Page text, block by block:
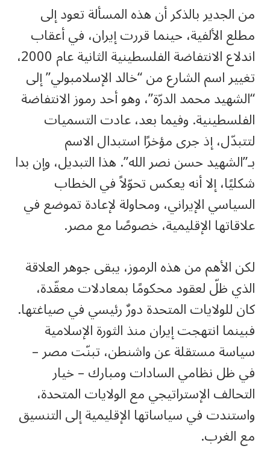
من الجدير بالذكر أن هذه المسألة تعود إلى
مطلع الألفية، حينما قررت إيران، في أعقاب
اندلاع الانتفاضة الفلسطينية الثانية عام 2000،
تغيير اسم الشارع من “خالد الإسلامبولي” إلى
“الشهيد محمد الدرّة”، وهو أحد رموز الانتفاضة
الفلسطينية. وفيما بعد، عادت التسميات
لتتبدّل، إذ جرى مؤخرًا استبدال الاسم
بـ”الشهيد حسن نصر الله”. هذا التبديل، وإن بدا
شكليًا، إلا أنه يعكس تحوّلاً في الخطاب
السياسي الإيراني، ومحاولة لإعادة تموضع في
علاقاتها الإقليمية، خصوصًا مع مصر.
لكن الأهم من هذه الرموز، يبقى جوهر العلاقة
الذي ظلّ لعقود محكومًا بمعادلات معقّدة،
كان للولايات المتحدة دورٌ رئيسي في صياغتها.
فبينما انتهجت إيران منذ الثورة الإسلامية
سياسة مستقلة عن واشنطن، تبنّت مصر –
في ظل نظامي السادات ومبارك – خيار
التحالف الإستراتيجي مع الولايات المتحدة،
واستندت في سياساتها الإقليمية إلى التنسيق
مع الغرب.